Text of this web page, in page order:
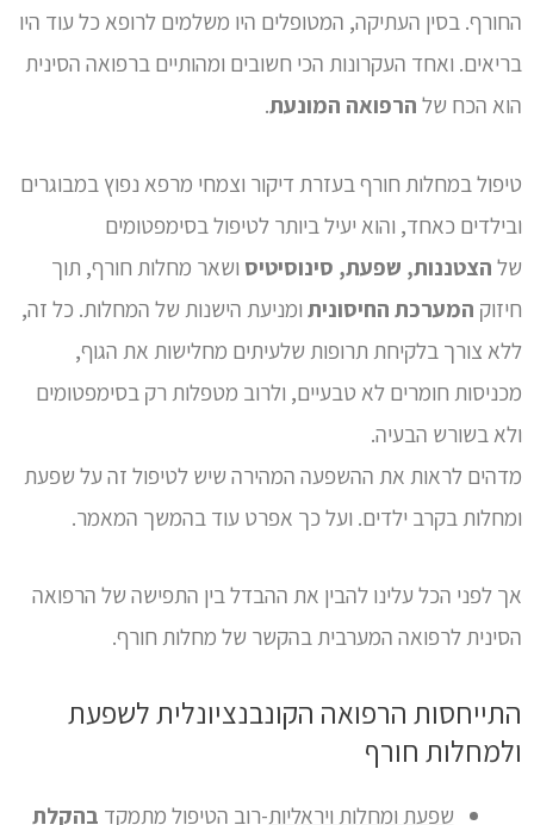
החורף. בסין העתיקה, המטופלים היו משלמים לרופא כל עוד היו
בריאים. ואחד העקרונות הכי חשובים ומהותיים ברפואה הסינית
הוא הכח של הרפואה המונעת.
טיפול במחלות חורף בעזרת דיקור וצמחי מרפא נפוץ במבוגרים
ובילדים כאחד, והוא יעיל ביותר לטיפול בסימפטומים
של הצטננות, שפעת, סינוסיטיס ושאר מחלות חורף, תוך
חיזוק המערכת החיסונית ומניעת הישנות של המחלות. כל זה,
ללא צורך בלקיחת תרופות שלעיתים מחלישות את הגוף,
מכניסות חומרים לא טבעיים, ולרוב מטפלות רק בסימפטומים
ולא בשורש הבעיה.
מדהים לראות את ההשפעה המהירה שיש לטיפול זה על שפעת
ומחלות בקרב ילדים. ועל כך אפרט עוד בהמשך המאמר.
אך לפני הכל עלינו להבין את ההבדל בין התפישה של הרפואה
הסינית לרפואה המערבית בהקשר של מחלות חורף.
התייחסות הרפואה הקונבנציונלית לשפעת
ולמחלות חורף
שפעת ומחלות ויראליות-רוב הטיפול מתמקד בהקלת